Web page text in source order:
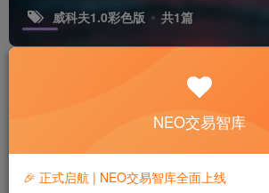
威科夫1.0彩色版 共1篇
评论
NEO交易智库
🎉 正式启航 | NEO交易智库全面上线